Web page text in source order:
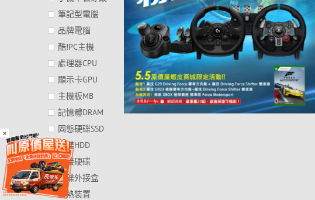
×
筆記型電腦
品牌電腦
酷!PC主機
處理器CPU
顯示卡GPU
主機板MB
記憶體DRAM
固態硬碟SSD
硬碟HDD
外接硬碟
硬碟外接盒
散熱裝置